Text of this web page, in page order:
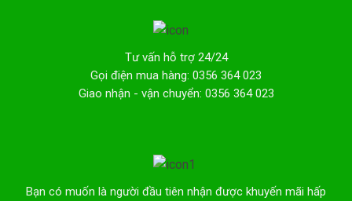
Tư vấn hỗ trợ 24/24
Gọi điện mua hàng: 0356 364 023
Giao nhận - vận chuyển: 0356 364 023
Bạn có muốn là người đầu tiên nhận được khuyến mãi hấp